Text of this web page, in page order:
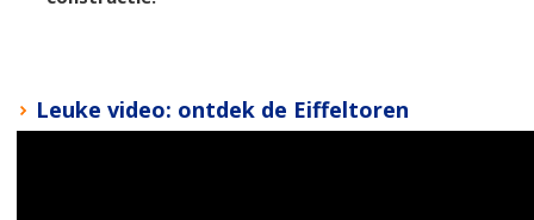
Leuke video: ontdek de Eiffeltoren